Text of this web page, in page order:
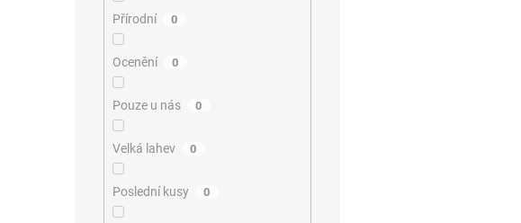
Přírodní 0
Ocenění 0
Pouze u nás 0
Velká lahev 0
Poslední kusy 0